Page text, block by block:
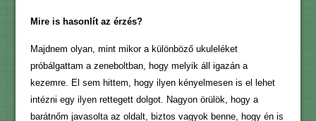
Mire is hasonlít az érzés?
Majdnem olyan, mint mikor a különböző ukuleléket
próbálgattam a zeneboltban, hogy melyik áll igazán a
kezemre. El sem hittem, hogy ilyen kényelmesen is el lehet
intézni egy ilyen rettegett dolgot. Nagyon örülök, hogy a
barátnőm javasolta az oldalt, biztos vagyok benne, hogy én is